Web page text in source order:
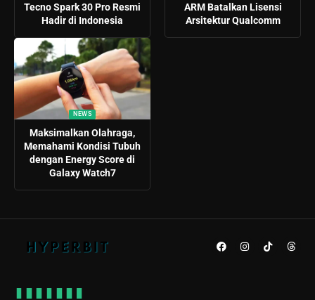
Tecno Spark 30 Pro Resmi
Hadir di Indonesia
ARM Batalkan Lisensi
Arsitektur Qualcomm
NEWS
Maksimalkan Olahraga,
Memahami Kondisi Tubuh
dengan Energy Score di
Galaxy Watch7